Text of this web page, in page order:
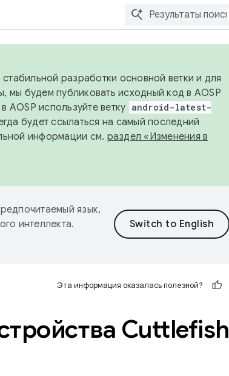
разработки основной ветки и для
мы будем публиковать исходный код в AOSP
AOSP используйте ветку android-latest-
будет ссылаться на самый последний
информации см. раздел «Изменения в
язык,
интеллекта.
Эта информация оказалась полезной?
Cuttlefish